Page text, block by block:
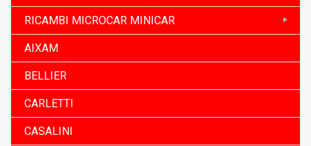
RICAMBI MICROCAR MINICAR
AIXAM
BELLIER
CARLETTI
CASALINI